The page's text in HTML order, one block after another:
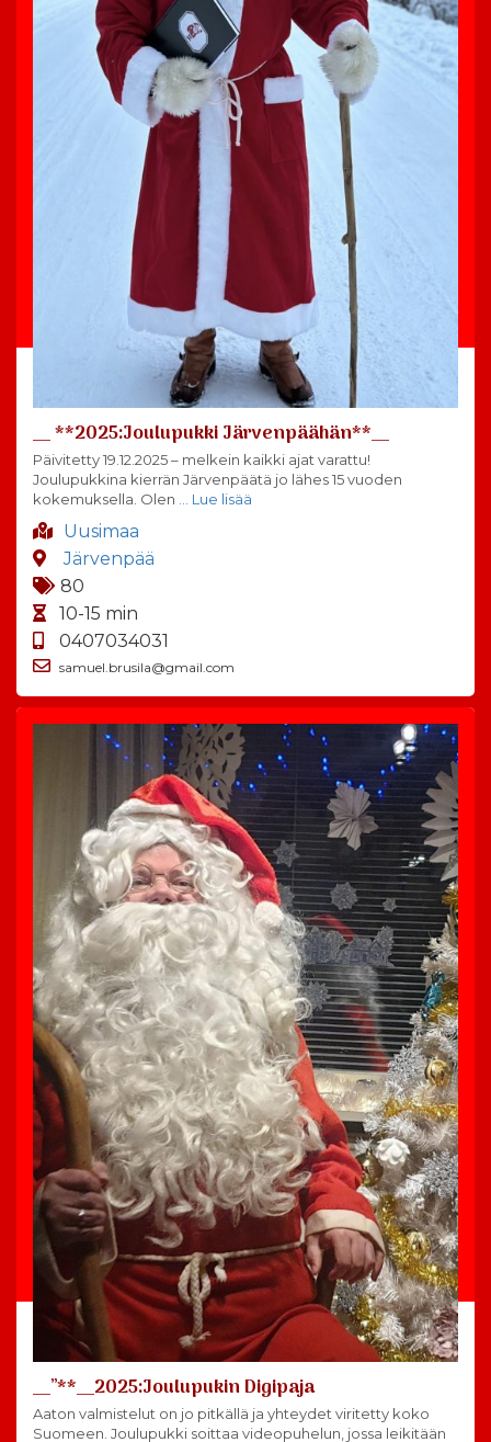
__ **2025:Joulupukki Järvenpäähän**__
Päivitetty 19.12.2025 – melkein kaikki ajat varattu!
Joulupukkina kierrän Järvenpäätä jo lähes 15 vuoden
kokemuksella. Olen … Lue lisää
Uusimaa
Järvenpää
80
10-15 min
0407034031
samuel.brusila@gmail.com
__”**__2025:Joulupukin Digipaja
Aaton valmistelut on jo pitkällä ja yhteydet viritetty koko
Suomeen. Joulupukki soittaa videopuhelun, jossa leikitään